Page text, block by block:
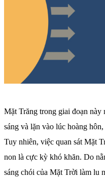
Mặt Trăng trong giai đoạn
sáng và lặn vào lúc hoàng
Tuy nhiên, việc quan sát Mặt
non là cực kỳ khó khăn. Do
sáng chói của Mặt Trời làm lu